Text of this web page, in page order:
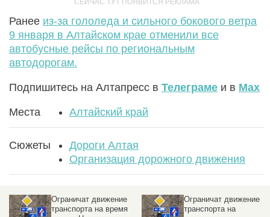
Ранее из-за гололеда и сильного бокового ветра
9 января в Алтайском крае отменили все
автобусные рейсы по региональным
автодорогам.
Подпишитесь на Алтапресс в Телеграме и в Max
Места Алтайский край
Сюжеты
Дороги Алтая
Организация дорожного движения
Ограничат движение
транспорта на время
Ограничат движение
транспорта на